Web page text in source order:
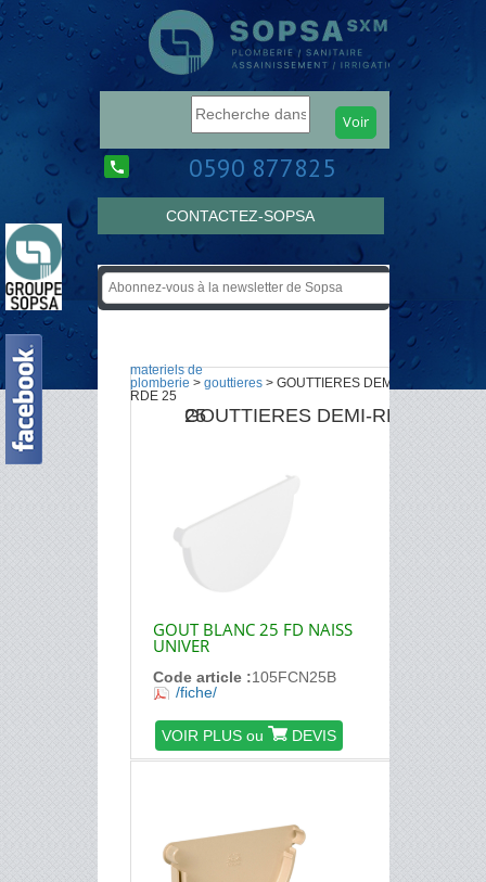
0590 877825
CONTACTEZ-SOPSA
materiels de
plomberie > gouttieres> GOUTTIERES DEMI-
RDE 25
GOUTTIERES DEMI-RDE 25
GOUT BLANC 25 FD NAISS
UNIVER
Code article :105FCN25B
/fiche/
VOIR PLUS ou DEVIS